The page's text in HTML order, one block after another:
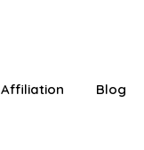
Affiliation Blog